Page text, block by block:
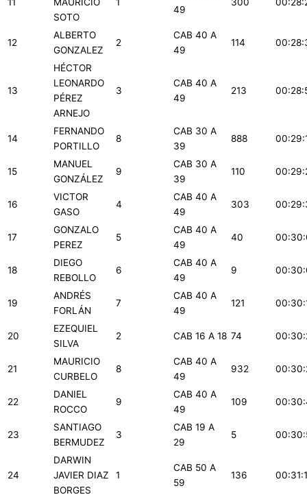
11
MAURICIO
SOTO
1
49
300
12
ALBERTO
GONZALEZ
2
CAB 40 A
49
114
13
HÉCTOR
LEONARDO
PÉREZ
ARNEJO
3
CAB 40 A
49
213
14
FERNANDO
PORTILLO
8
CAB 30 A
39
888
15
MANUEL
GONZÁLEZ
9
CAB 30 A
39
110
16
VICTOR
GASO
4
CAB 40 A
49
303
17
GONZALO
PEREZ
5
CAB 40 A
49
40
18
DIEGO
REBOLLO
6
CAB 40 A
49
9
19
ANDRÉS
FORLÁN
7
CAB 40 A
49
121
20
EZEQUIEL
SILVA
2 CAB 16 A 18 74
21
MAURICIO
CURBELO
8
CAB 40 A
49
932
22
DANIEL
ROCCO
9
CAB 40 A
49
109
23
SANTIAGO
BERMUDEZ
3
CAB 19 A
29
5
24
DARWIN
JAVIER DIAZ
BORGES
1
CAB 50 A
59
136